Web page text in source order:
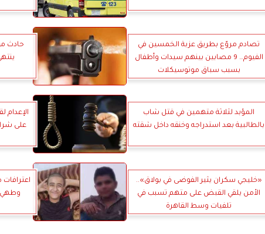
تصادم مروّع بطريق عزبة الخمسين في
الفيوم… 9 مصابين بينهم سيدات وأطفال
بسبب سباق موتوسيكلات
حادث
المؤبد لثلاثة متهمين في قتل شاب
بالطالبية بعد استدراجه وخنقه داخل شقته
على
«خليجي سكران يثير الفوضى في بولاق»..
الأمن يلقي القبض على متهم تسبب في
تلفيات وسط القاهرة
وطهي